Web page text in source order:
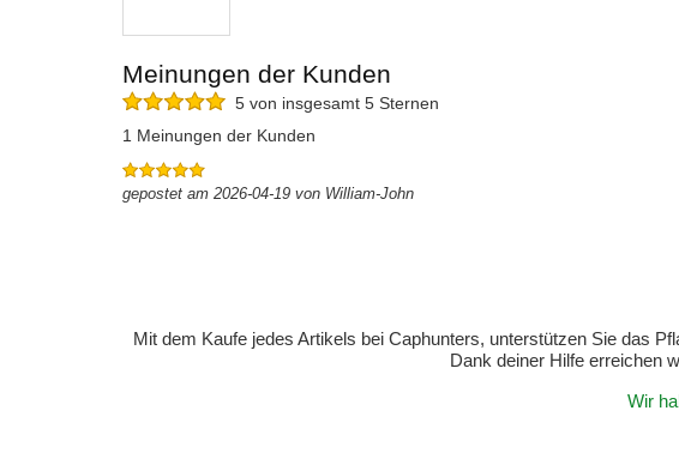
Meinungen der Kunden
5 von insgesamt 5 Sternen
1 Meinungen der Kunden
gepostet am 2026-04-19 von William-John
Mit dem Kaufe jedes Artikels bei Caphunters, unterstützen Sie das
Dank deiner Hilfe erreichen
Wir